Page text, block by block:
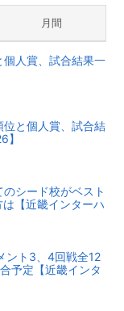
月間
人賞、試合結果一
と個人賞、試合結
】
シード校がベスト
【近畿インターハ
ント3、4回戦全12
予定【近畿インタ